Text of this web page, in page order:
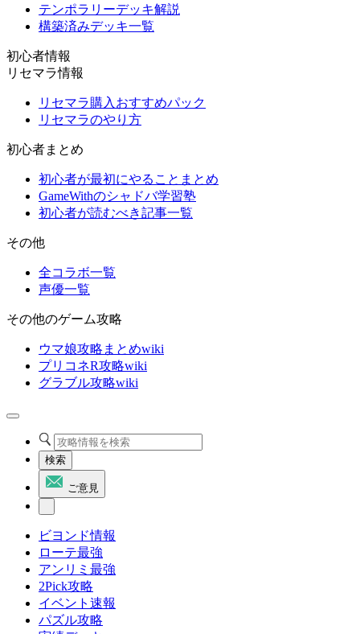
テンポラリーデッキ解説
構築済みデッキ一覧
初心者情報
リセマラ情報
リセマラ購入おすすめパック
リセマラのやり方
初心者まとめ
初心者が最初にやることまとめ
GameWithのシャドバ学習塾
初心者が読むべき記事一覧
その他
全コラボ一覧
声優一覧
その他のゲーム攻略
ウマ娘攻略まとめwiki
プリコネR攻略wiki
グラブル攻略wiki
検索
ご意見
ビヨンド情報
ローテ最強
アンリミ最強
2Pick攻略
イベント速報
パズル攻略